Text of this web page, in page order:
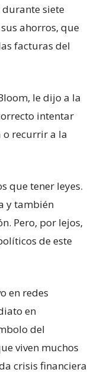
siete
ahorros, que
facturas del
le dijo a la
intentar
o recurrir a la
que tener leyes.
y también
Pero, por lejos,
de este
en redes
en
del
viven muchos
crisis financiera